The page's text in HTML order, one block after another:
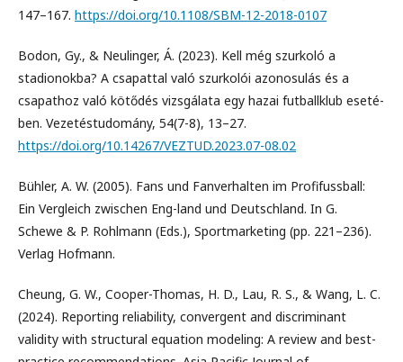
147–167. https://doi.org/10.1108/SBM-12-2018-0107
Bodon, Gy., & Neulinger, Á. (2023). Kell még szurkoló a
stadionokba? A csapattal való szurkolói azonosulás és a
csapathoz való kötődés vizsgálata egy hazai futballklub eseté-
ben. Vezetéstudomány, 54(7-8), 13–27.
https://doi.org/10.14267/VEZTUD.2023.07-08.02
Bühler, A. W. (2005). Fans und Fanverhalten im Profifussball:
Ein Vergleich zwischen Eng-land und Deutschland. In G.
Schewe & P. Rohlmann (Eds.), Sportmarketing (pp. 221–236).
Verlag Hofmann.
Cheung, G. W., Cooper-Thomas, H. D., Lau, R. S., & Wang, L. C.
(2024). Reporting reliability, convergent and discriminant
validity with structural equation modeling: A review and best-